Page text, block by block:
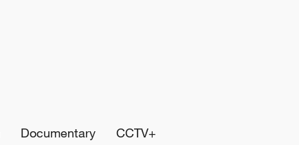
Documentary CCTV+